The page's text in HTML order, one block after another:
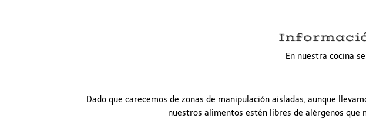
En nuestra cocina
Dado que carecemos de zonas de manipulación aisladas, aunque
nuestros alimentos estén libres de alérgenos